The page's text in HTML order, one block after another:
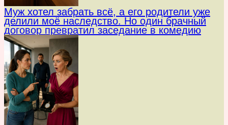
Муж хотел забрать всё, а его родители уже
делили моё наследство. Но один брачный
договор превратил заседание в комедию